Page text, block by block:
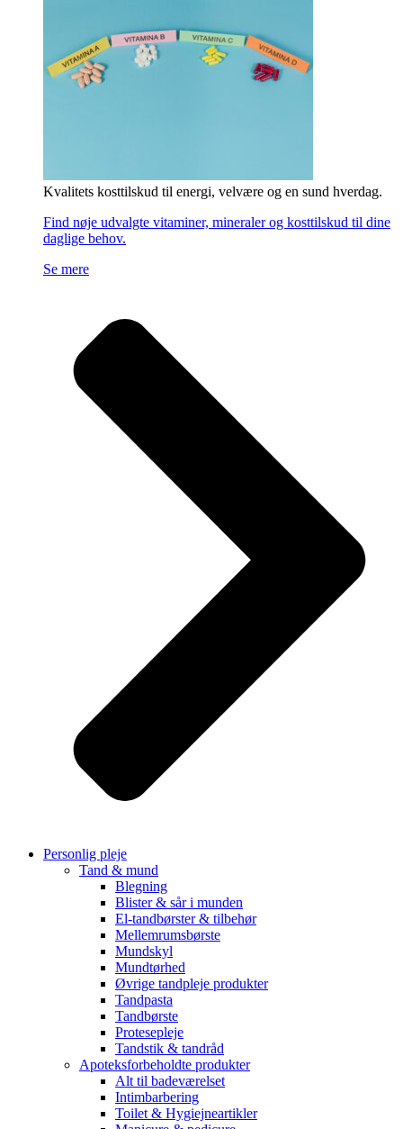
Kvalitets kosttilskud til energi, velvære og en sund hverdag.
Find nøje udvalgte vitaminer, mineraler og kosttilskud til dine
daglige behov.
Se mere
Personlig pleje
Tand & mund
Blegning
Blister & sår i munden
El-tandbørster & tilbehør
Mellemrumsbørste
Mundskyl
Mundtørhed
Øvrige tandpleje produkter
Tandpasta
Tandbørste
Protesepleje
Tandstik & tandråd
Apoteksforbeholdte produkter
Alt til badeværelset
Intimbarbering
Toilet & Hygiejneartikler